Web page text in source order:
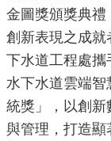
業
務
資
訊
政
府
金圖獎頒獎典禮
創新表現之成就
下水道工程處
水下水道雲端
統獎」，以創新
與管理，打造顯